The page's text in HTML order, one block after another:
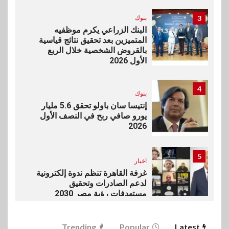
3 بنوك
البنك الزراعي يكرم موظفيه
المتميزين بعد تحقيق نتائج قياسية
بالقروض الشخصية خلال الربع
الأول 2026
4
بنوك
إنتيسا سان باولو تحقق 5.6 مليار
يورو صافي ربح في النصف الأول
2026
5
اخبار
غرفة القاهرة تنظم ندوة إلكترونية
لدعم الصادرات وتحقيق
مستهدفات رؤية مصر 2030
6
Latest
Popular
Trending